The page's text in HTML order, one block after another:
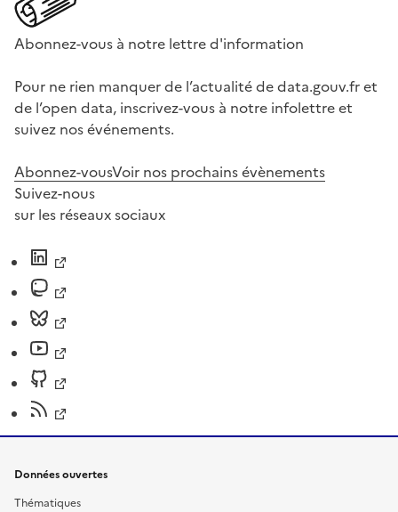
Abonnez-vous à notre lettre d'information
Pour ne rien manquer de l’actualité de data.gouv.fr et
de l’open data, inscrivez-vous à notre infolettre et
suivez nos événements.
Abonnez-vousVoir nos prochains évènements
Suivez-nous
sur les réseaux sociaux
Données ouvertes
Thématiques